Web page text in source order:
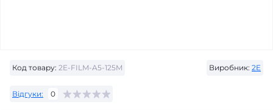
Код товару: 2E-FILM-A5-125M Виробник: 2E
Відгуки: 0